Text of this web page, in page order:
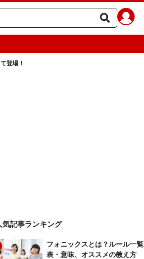
登場！
気記事ランキング
フォニックスとは？ルール一覧
表・意味、オススメの教え方